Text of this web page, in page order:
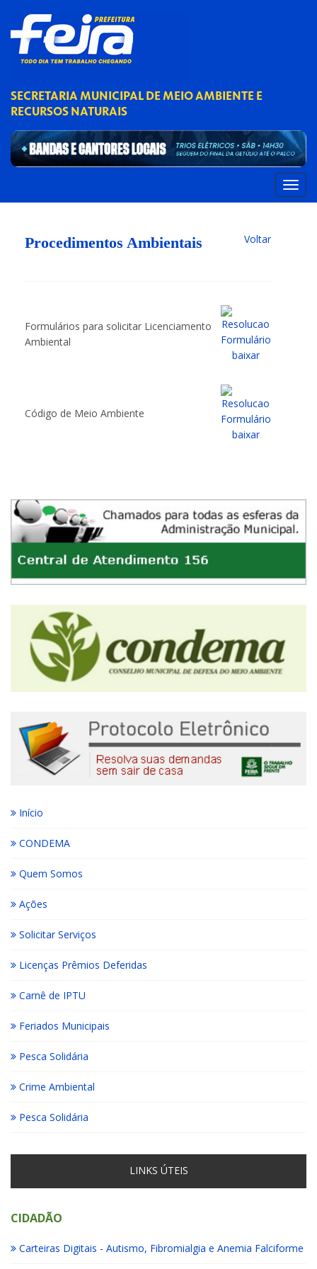
SECRETARIA MUNICIPAL DE MEIO AMBIENTE E
RECURSOS NATURAIS
Procedimentos Ambientais Voltar
Formulários para solicitar Licenciamento
Ambiental
baixar
Código de Meio Ambiente
baixar
Início
CONDEMA
Quem Somos
Ações
Solicitar Serviços
Licenças Prêmios Deferidas
Carnê de IPTU
Feriados Municipais
Pesca Solidária
Crime Ambiental
Pesca Solidária
LINKS ÚTEIS
CIDADÃO
Carteiras Digitais - Autismo, Fibromialgia e Anemia Falciforme